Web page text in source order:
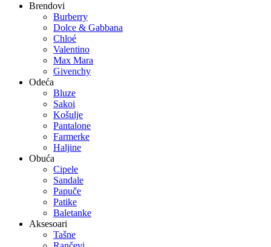
Brendovi
Burberry
Dolce & Gabbana
Chloé
Valentino
Max Mara
Givenchy
Odeća
Bluze
Sakoi
Košulje
Pantalone
Farmerke
Haljine
Obuća
Cipele
Sandale
Papuče
Patike
Baletanke
Aksesoari
Tašne